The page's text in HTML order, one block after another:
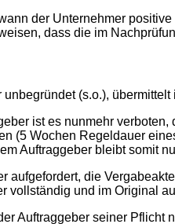
der Unternehmer
dass die im
(s.o.),
ist es nunmehr verboten,
(5 Wochen Regeldauer
Auftraggeber bleibt somit
aufgefordert, die
vollständig und im Original
Auftraggeber seiner Pflicht